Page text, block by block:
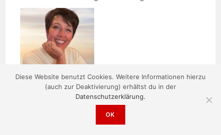
Nächster Ausstieg LEBENSART 2026
Diese Website benutzt Cookies. Weitere Informationen hierzu
(auch zur Deaktivierung) erhältst du in der
Datenschutzerklärung.
OK